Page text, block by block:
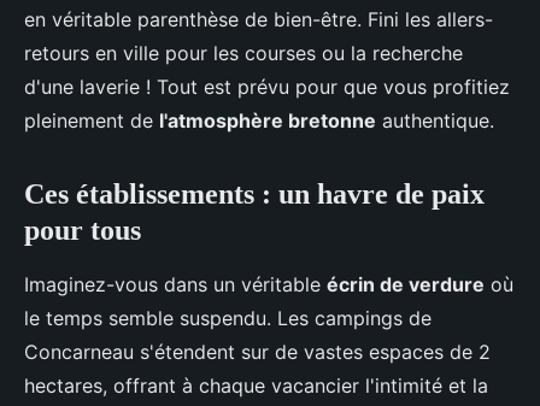
en véritable parenthèse de bien-être. Fini les allers-
retours en ville pour les courses ou la recherche
d'une laverie ! Tout est prévu pour que vous profitiez
pleinement de l'atmosphère bretonne authentique.
Ces établissements : un havre de paix
pour tous
Imaginez-vous dans un véritable écrin de verdure où
le temps semble suspendu. Les campings de
Concarneau s'étendent sur de vastes espaces de 2
hectares, offrant à chaque vacancier l'intimité et la